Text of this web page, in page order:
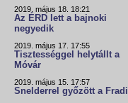
2019. május 18. 18:21
Az ÉRD lett a bajnoki
negyedik
2019. május 17. 17:55
Tisztességgel helytállt a
Móvár
2019. május 15. 17:57
Snelderrel győzött a Fradi